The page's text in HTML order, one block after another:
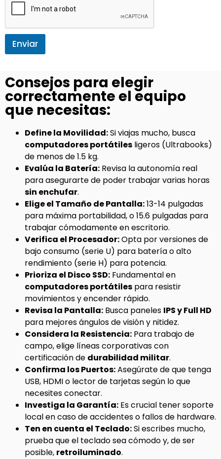
Enviar
Consejos para elegir
correctamente el equipo
que necesitas:
Define la Movilidad:Si viajas mucho, busca
computadores portátiles ligeros (Ultrabooks)
de menos de 1.5 kg.
Evalúa la Batería: Revisa la autonomía real
para asegurarte de poder trabajar varias horas
sin enchufar.
Elige el Tamaño de Pantalla:13-14 pulgadas
para máxima portabilidad, o 15.6 pulgadas para
trabajar cómodamente en escritorio.
Verifica el Procesador:Opta por versiones de
bajo consumo (serie U) para batería o alto
rendimiento (serie H) para potencia.
Prioriza el Disco SSD: Fundamental en
computadores portátiles para resistir
movimientos y encender rápido.
Revisa la Pantalla: Busca paneles IPS y Full HD
para mejores ángulos de visión y nitidez.
Considera la Resistencia: Para trabajo de
campo, elige líneas corporativas con
certificación de durabilidad militar.
Confirma los Puertos:Asegúrate de que tenga
USB, HDMI o lector de tarjetas según lo que
necesites conectar.
Investiga la Garantía: Es crucial tener soporte
local en caso de accidentes o fallos de hardware.
Ten en cuenta el Teclado:Si escribes mucho,
prueba que el teclado sea cómodo y, de ser
posible, retroiluminado.